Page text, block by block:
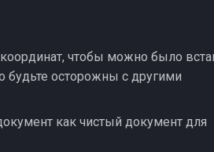
чтобы можно было
будьте осторожны с другими
как чистый документ для